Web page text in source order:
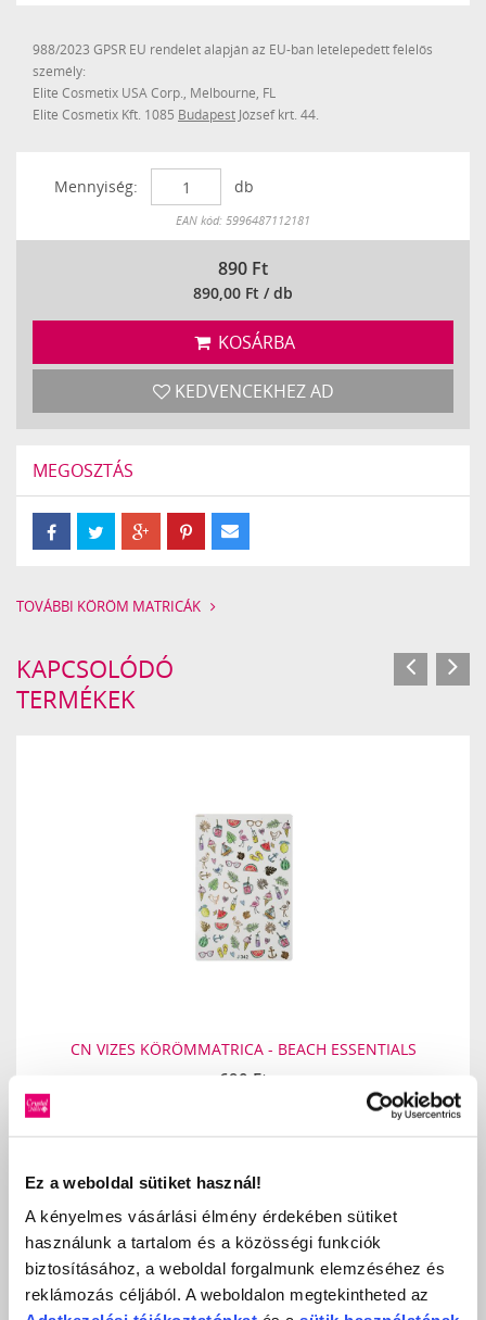
Ez a weboldal sütiket használ!
A kényelmes vásárlási élmény érdekében sütiket
használunk a tartalom és a közösségi funkciók
biztosításához, a weboldal forgalmunk elemzéséhez és
reklámozás céljából. A weboldalon megtekintheted az
988/2023 GPSR EU rendelet alapján az EU-ban letelepedett felelős
személy:
Elite Cosmetix USA Corp., Melbourne, FL
Elite Cosmetix Kft. 1085 Budapest József krt. 44.
Mennyiség: db
Készleten
EAN kód: 5996487112181
890 Ft
890,00 Ft / db
KOSÁRBA
KEDVENCEKHEZ AD
MEGOSZTÁS
TOVÁBBI KÖRÖM MATRICÁK
KAPCSOLÓDÓ
TERMÉKEK
CN VIZES KÖRÖMMATRICA - BEACH ESSENTIALS
690 Ft
KOSÁRBA
ÉRTÉKELÉS,
VÉLEMÉNYEZÉS